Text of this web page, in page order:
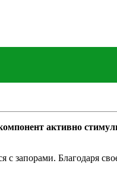
активно
запорами. Благодаря